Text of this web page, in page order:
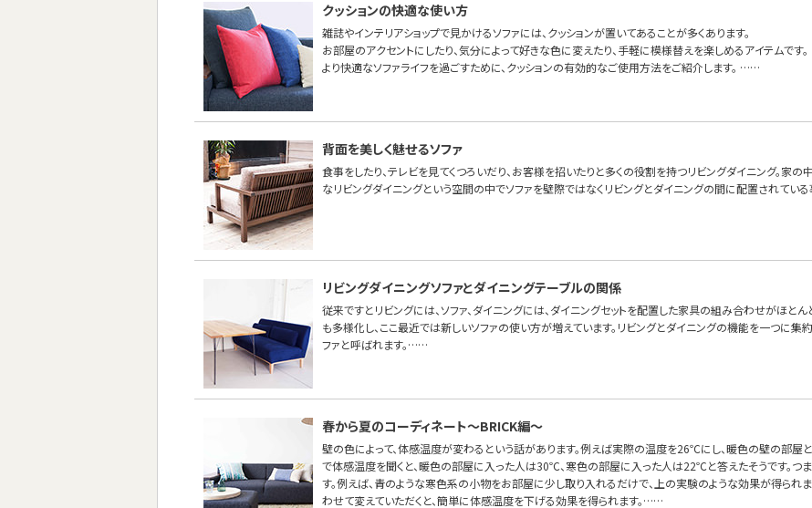
クッションの快適な使い方
雑誌やインテリアショップで見かけるソファには、クッションが置いてあることが多くあります。
お部屋のアクセントにしたり、気分によって好きな色に変えたり、手軽に模様替えを楽しめるアイテムです。
より快適なソファライフを過ごすために、クッションの有効的なご使用方法をご紹介します。 ……
背面を美しく魅せるソファ
食事をしたり、テレビを見てくつろいだり、お客様を招いたりと多くの役割を持つリビングダイニング。家の
なリビングダイニングという空間の中でソファを壁際ではなくリビングとダイニングの間に配置されてい
リビングダイニングソファとダイニングテーブルの関係
従来ですとリビングには、ソファ、ダイニングには、ダイニングセットを配置した家具の組み合わせがほと
も多様化し、ここ最近では新しいソファの使い方が増えています。リビングとダイニングの機能を一つに集約
ファと呼ばれます。……
春から夏のコーディネート〜BRICK編～
壁の色によって、体感温度が変わるという話があります。例えば実際の温度を26℃にし、暖色の壁の部屋
で体感温度を聞くと、暖色の部屋に入った人は30℃、寒色の部屋に入った人は22℃と答えたそうです。つ
す。例えば、青のような寒色系の小物をお部屋に少し取り入れるだけで、上の実験のような効果が得られ
わせて変えていただくと、簡単に体感温度を下げる効果を得られます。……